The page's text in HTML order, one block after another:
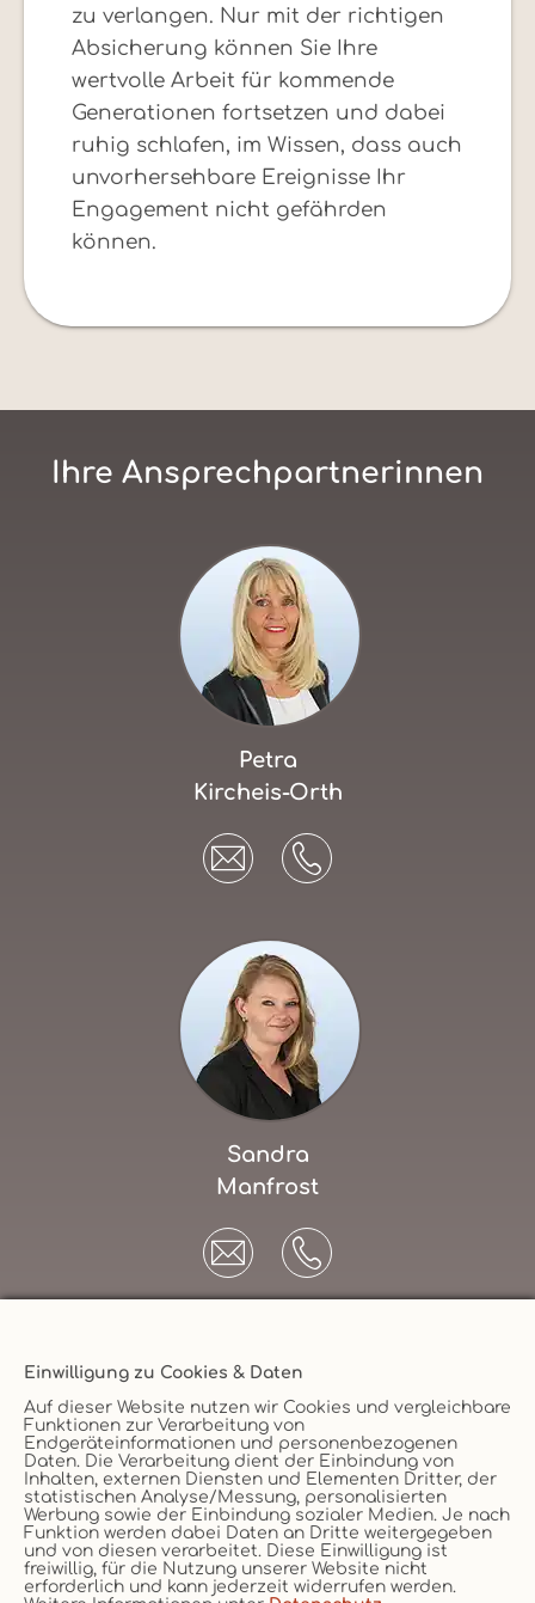
Einwilligung zu Cookies & Daten
Auf dieser Website nutzen wir Cookies und vergleichbare
Funktionen zur Verarbeitung von
Endgeräteinformationen und personenbezogenen
Daten. Die Verarbeitung dient der Einbindung von
Inhalten, externen Diensten und Elementen Dritter, der
statistischen Analyse/Messung, personalisierten
Werbung sowie der Einbindung sozialer Medien. Je nach
Funktion werden dabei Daten an Dritte weitergegeben
und von diesen verarbeitet. Diese Einwilligung ist
freiwillig, für die Nutzung unserer Website nicht
erforderlich und kann jederzeit widerrufen werden.
zu verlangen. Nur mit der richtigen
Absicherung können Sie Ihre
wertvolle Arbeit für kommende
Generationen fortsetzen und dabei
ruhig schlafen, im Wissen, dass auch
unvorhersehbare Ereignisse Ihr
Engagement nicht gefährden
können.
Ihre Ansprechpartnerinnen
Petra
Kircheis-Orth
Sandra
Manfrost
Versicherungsmakler
Vertrag widerruf
Unternehmen
AGB
Datenschutz
Impressum
Erstinformation
Cookie